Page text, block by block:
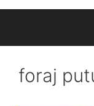
foraj